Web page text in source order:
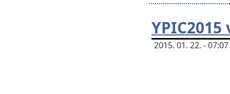
YPIC2015
2015. 01. 22. -